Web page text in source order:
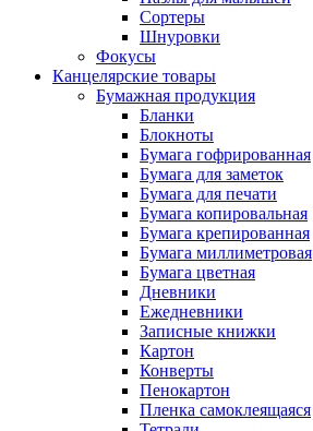
Сортеры
Шнуровки
Фокусы
Канцелярские товары
Бумажная продукция
Бланки
Блокноты
Бумага гофрированная
Бумага для заметок
Бумага для печати
Бумага копировальная
Бумага крепированная
Бумага миллиметровая
Бумага цветная
Дневники
Ежедневники
Записные книжки
Картон
Конверты
Пенокартон
Пленка самоклеящаяся